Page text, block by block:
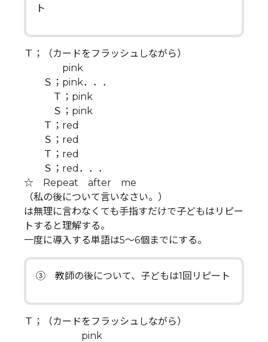
ト
Ｔ；（カードをフラッシュしながら）
pink
Ｓ；pink．．．
Ｔ；pink
Ｓ；pink
Ｔ；red
Ｓ；red
Ｔ；red
Ｓ；red．．．
☆ Repeat after me
（私の後について言いなさい。）
は無理に言わなくても手指すだけで子どもはリピー
トすると理解する。
一度に導入する単語は5～6個までにする。
③ 教師の後について、子どもは1回リピート
Ｔ；（カードをフラッシュしながら）
pink